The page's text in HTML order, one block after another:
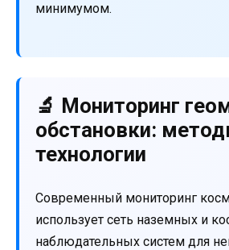
минимумом.
🔬 Мониторинг
обстановки:
технологии
Современный мониторинг
использует сеть наземных и
наблюдательных систем для